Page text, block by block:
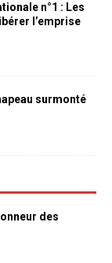
n°1 : Les
l’emprise
surmonté
des